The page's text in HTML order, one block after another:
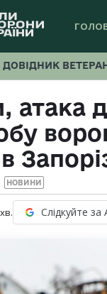
ДОВІДНИК
атака
НОВИНИ
хв. Слідкуйте